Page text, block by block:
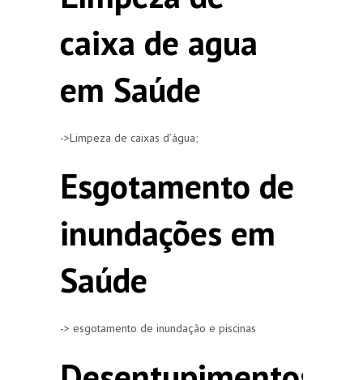
caixa de agua
em Saúde
->Limpeza de caixas d’água;
Esgotamento de
inundações em
Saúde
-> esgotamento de inundação e piscinas